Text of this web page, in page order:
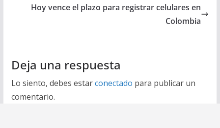
Hoy vence el plazo para registrar celulares en
Colombia
Deja una respuesta
Lo siento, debes estarconectado para publicar un
comentario.